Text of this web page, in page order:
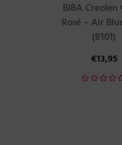
BIBA
Rosé – Air
(8101)
€13,95